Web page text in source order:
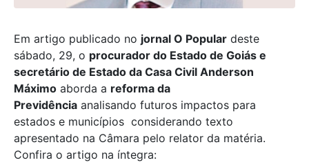
Em artigo publicado no jornal O Popular deste
sábado, 29, o procurador do Estado de Goiás e
secretário de Estado da Casa Civil Anderson
Máximo aborda a reforma da
Previdência analisando futuros impactos para
estados e municípios considerando texto
apresentado na Câmara pelo relator da matéria.
Confira o artigo na íntegra: